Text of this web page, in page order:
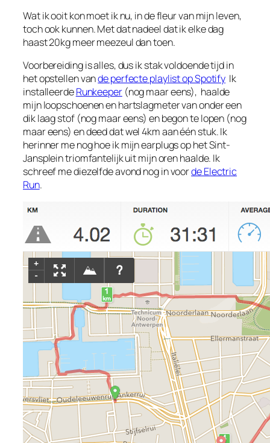
Wat ik ooit kon moet ik nu, in de fleur van mijn leven,
toch ook kunnen. Met dat nadeel dat ik elke dag
haast 20kg meer meezeul dan toen.
Voorbereiding is alles, dus ik stak voldoende tijd in
het opstellen vande perfecte playlist op Spotify Ik
installeerdeRunkeeper(nog maar eens), haalde
mijn loopschoenen en hartslagmeter van onder een
dik laag stof (nog maar eens) en begon te lopen (nog
maar eens) en deed dat wel 4km aan één stuk. Ik
herinner me nog hoe ik mijn earplugs op het Sint-
Jansplein triomfantelijk uit mijn oren haalde. Ik
schreef me diezelfde avond nog in voorde Electric
Run.